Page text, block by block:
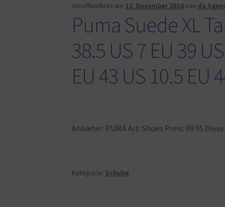
Veröffentlicht am 12. Dezember 2024von da
Puma Suede XL
38.5 US 7 EU 39
EU 43 US 10.5 EU
Anbieter: PUMA Art: Shoes Preis: 99.95
Kategorie: Schuhe